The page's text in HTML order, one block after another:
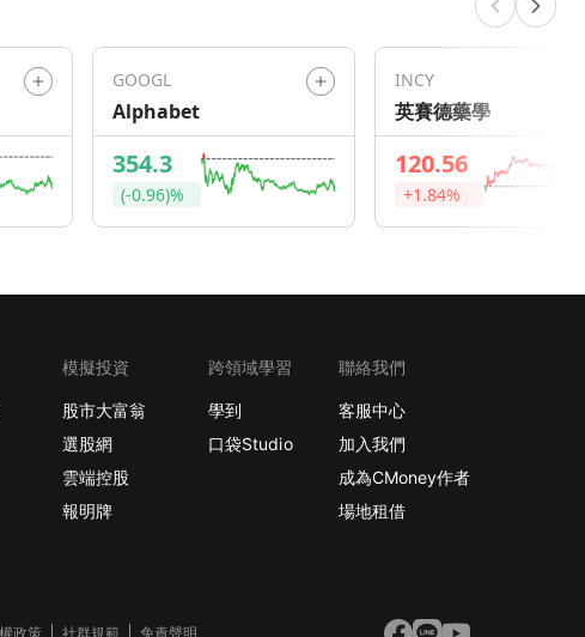
GOOGL
Alphabet
354.3
(-0.96)%
INCY
英賽德藥學
120.56
+1.84%
模擬投資
股市大富翁
選股網
雲端控股
報明牌
跨領域學習
學到
口袋Studio
聯絡我們
客服中心
加入我們
成為CMoney作者
場地租借
政策 社群規範 免責聲明